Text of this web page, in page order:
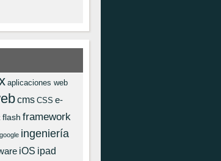
aplicaciones web
cms CSS e-
flash framework
google ingeniería
iOS ipad